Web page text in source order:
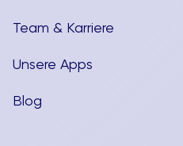
Team & Karriere
Unsere Apps
Blog